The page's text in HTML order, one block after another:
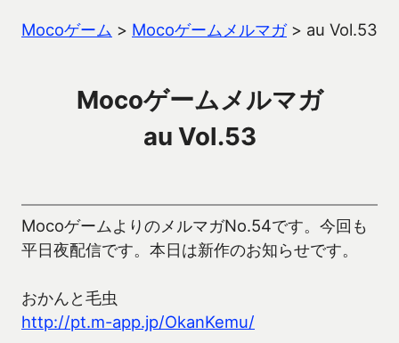
Mocoゲーム > Mocoゲームメルマガ> au Vol.53
Mocoゲームメルマガ
au Vol.53
MocoゲームよりのメルマガNo.54です。今回も
平日夜配信です。本日は新作のお知らせです。
おかんと毛虫
http://pt.m-app.jp/OkanKemu/